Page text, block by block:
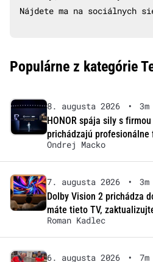
Nájdete ma na sociálnych
Populárne z kategórie
8. augusta 2026 •
3m
HONOR spája sily s
prichádzajú
Ondrej Macko
7. augusta 2026 •
3m
Dolby Vision 2 prichádza
máte tieto TV,
Roman Kadlec
6. augusta 2026 •
7m